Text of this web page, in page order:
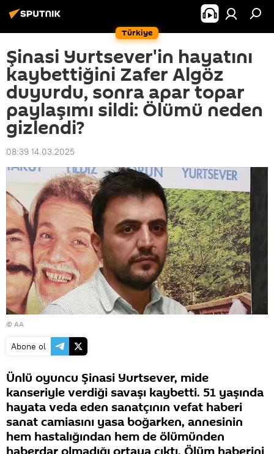
Türkiye
Şinasi Yurtsever'in hayatını
kaybettiğini Zafer Algöz
duyurdu, sonra apar topar
paylaşımı sildi: Ölümü neden
gizlendi?
08:39 14.03.2025
© AA
Abone ol
Ünlü oyuncu Şinasi Yurtsever, mide
kanseriyle verdiği savaşı kaybetti. 51 yaşında
hayata veda eden sanatçının vefat haberi
sanat camiasını yasa boğarken, annesinin
hem hastalığından hem de ölümünden